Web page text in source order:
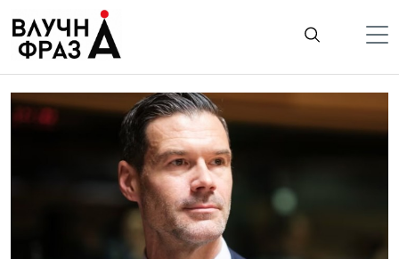
содержимому
Політика
Гроші
Лайфстайл